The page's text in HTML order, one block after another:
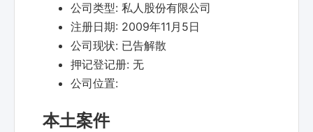
公司类型: 私人股份有限公司
注册日期: 2009年11月5日
公司现状: 已告解散
押记登记册: 无
公司位置:
本土案件